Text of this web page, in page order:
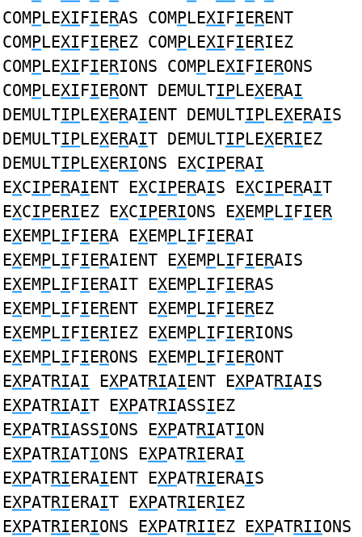
COMPLEXIFIERAS COMPLEXIFIERENT
COMPLEXIFIEREZ COMPLEXIFIERIEZ
COMPLEXIFIERIONS COMPLEXIFIERONS
COMPLEXIFIERONT DEMULTIPLEXERAI
DEMULTIPLEXERAIENT DEMULTIPLEXERAIS
DEMULTIPLEXERAIT DEMULTIPLEXERIEZ
DEMULTIPLEXERIONS EXCIPERAI
EXCIPERAIENT EXCIPERAIS EXCIPERAIT
EXCIPERIEZ EXCIPERIONS EXEMPLIFIER
EXEMPLIFIERA EXEMPLIFIERAI
EXEMPLIFIERAIENT EXEMPLIFIERAIS
EXEMPLIFIERAIT EXEMPLIFIERAS
EXEMPLIFIERENT EXEMPLIFIEREZ
EXEMPLIFIERIEZ EXEMPLIFIERIONS
EXEMPLIFIERONS EXEMPLIFIERONT
EXPATRIAI EXPATRIAIENT EXPATRIAIS
EXPATRIAIT EXPATRIASSIEZ
EXPATRIASSIONS EXPATRIATION
EXPATRIATIONS EXPATRIERAI
EXPATRIERAIENT EXPATRIERAIS
EXPATRIERAIT EXPATRIERIEZ
EXPATRIERIONS EXPATRIIEZ EXPATRIIONS